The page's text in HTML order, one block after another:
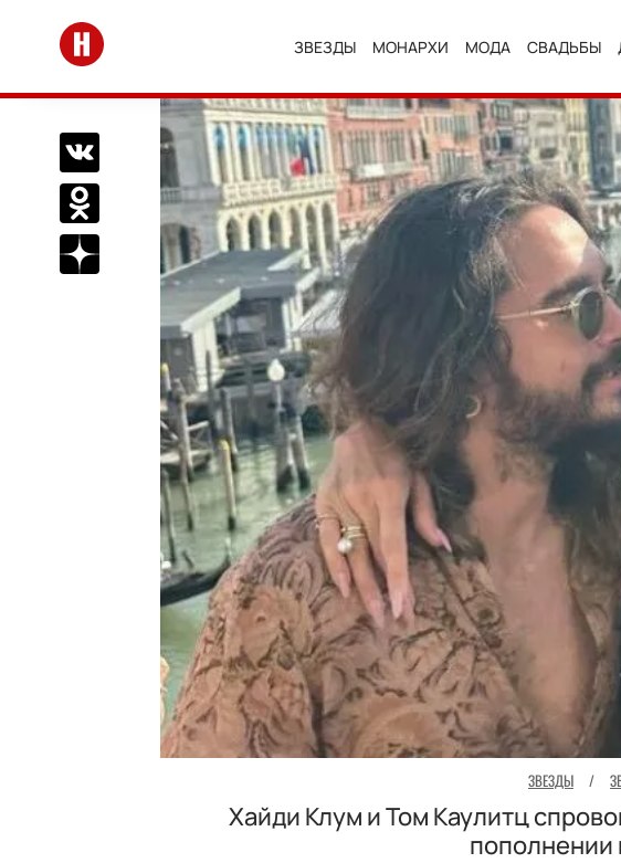
Перейти на главную
ЗВЕЗДЫ МОНАРХИ МОДА СВАДЬБЫ
Поделиться Вконтакте
Поделиться в Одноклассниках
Подписаться на нас в Дзен
ЗВЕЗДЫ /
Хайди Клум и Том Каулитц
пополнении